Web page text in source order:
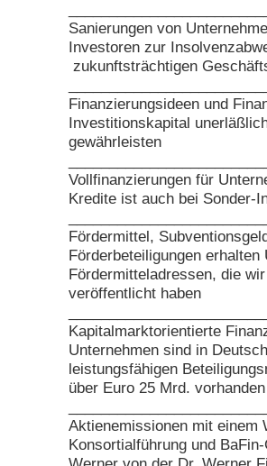
Sanierungen von
Investoren zur
zukunftsträchtigen
Finanzierungsideen und
Investitionskapital
gewährleisten
Vollfinanzierungen für
Kredite ist auch bei Sonder-
Fördermittel,
Förderbeteiligungen
Fördermitteladressen, die
veröffentlicht haben
Kapitalmarktorientierte
Unternehmen sind in
leistungsfähigen
über Euro 25 Mrd. vorhanden
Aktienemissionen mit einem
Konsortialführung und